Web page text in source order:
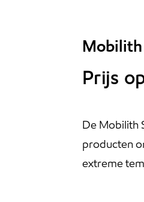
Mobilith
Prijs
De Mobilith
producten
extreme